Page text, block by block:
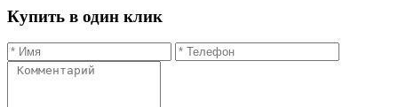
Купить в один клик